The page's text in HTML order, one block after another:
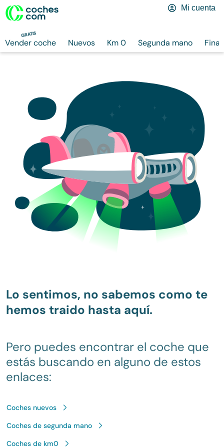
GRATIS
Vender coche Nuevos Km 0 Segunda mano
Mi cuenta
Lo sentimos, no sabemos como te
hemos traido hasta aquí.
Pero puedes encontrar el coche que
estás buscando en alguno de estos
enlaces:
Coches nuevos
Coches de segunda mano
Coches de km0